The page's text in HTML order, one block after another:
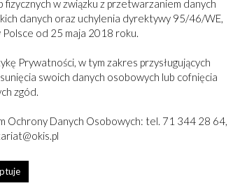
w związku z przetwarzaniem danych
danych oraz uchylenia dyrektywy 95/46/WE,
od 25 maja 2018 roku.
Prywatności, w tym zakres przysługujących
swoich danych osobowych lub cofnięcia
zgód.
Ochrony Danych Osobowych: tel. 71 344 28 64,